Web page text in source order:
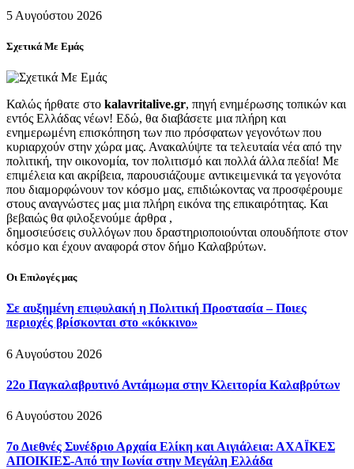
5 Αυγούστου 2026
Σχετικά Με Εμάς
Καλώς ήρθατε στο kalavritalive.gr, πηγή ενημέρωσης τοπικών και
εντός Ελλάδας νέων! Εδώ, θα διαβάσετε μια πλήρη και
ενημερωμένη επισκόπηση των πιο πρόσφατων γεγονότων που
κυριαρχούν στην χώρα μας. Ανακαλύψτε τα τελευταία νέα από την
πολιτική, την οικονομία, τον πολιτισμό και πολλά άλλα πεδία! Με
επιμέλεια και ακρίβεια, παρουσιάζουμε αντικειμενικά τα γεγονότα
που διαμορφώνουν τον κόσμο μας, επιδιώκοντας να προσφέρουμε
στους αναγνώστες μας μια πλήρη εικόνα της επικαιρότητας. Και
βεβαιώς θα φιλοξενούμε άρθρα ,
δημοσιεύσεις συλλόγων που δραστηριοποιούνται οπουδήποτε στον
κόσμο και έχουν αναφορά στον δήμο Καλαβρύτων.
Οι Επιλογές μας
Σε αυξημένη επιφυλακή η Πολιτική Προστασία – Ποιες
περιοχές βρίσκονται στο «κόκκινο»
6 Αυγούστου 2026
22ο Παγκαλαβρυτινό Αντάμωμα στην Κλειτορία Καλαβρύτων
6 Αυγούστου 2026
7ο Διεθνές Συνέδριο Αρχαία Ελίκη και Αιγιάλεια: ΑΧΑΪΚΕΣ
ΑΠΟΙΚΙΕΣ-Από την Ιωνία στην Μεγάλη Ελλάδα